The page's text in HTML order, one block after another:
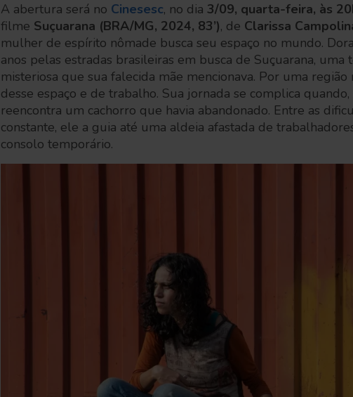
A abertura será no Cinesesc, no dia 3/09, quarta-feira, às
filme Suçuarana (BRA/MG, 2024, 83’), de Clarissa
mulher de espírito nômade busca seu espaço no mundo.
anos pelas estradas brasileiras em busca de Suçuarana,
misteriosa que sua falecida mãe mencionava. Por uma
desse espaço e de trabalho. Sua jornada se complica
reencontra um cachorro que havia abandonado. Entre as
constante, ele a guia até uma aldeia afastada de
consolo temporário.